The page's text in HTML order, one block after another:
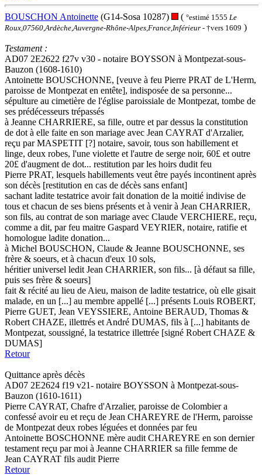
BOUSCHON Antoinette (G14-Sosa 10287) ( °estimé 1555 Le
Roux,07560,Ardèche,Auvergne-Rhône-Alpes,France,Inférieur - †vers 1609 )
Testament :
AD07 2E2622 f27v v30 - notaire BOYSSON à Montpezat-sous-
Bauzon (1608-1610)
Antoinette BOUSCHONNE, [veuve à feu Pierre PRAT de L'Herm,
paroisse de Montpezat en entête], indisposée de sa personne...
sépulture au cimetière de l'église paroissiale de Montpezat, tombe de
ses prédécesseurs trépassés
à Jeanne CHARRIERE, sa fille, outre et par dessus la constitution
de dot à elle faite en son mariage avec Jean CAYRAT d'Arzalier,
reçu par MASPETIT [?] notaire, savoir, tous son habillement et
linge, deux robes, l'une violette et l'autre de serge noir, 60£ et outre
20£ d'augment de dot... restitution par les hoirs dudit feu
Pierre PRAT, lesquels habillements veut être payés incontinent après
son décès [restitution en cas de décès sans enfant]
sachant ladite testatrice avoir fait donation de la moitié indivise de
tous et chacun de ses biens présents et à venir à Jean CHARRIER,
son fils, au contrat de son mariage avec Claude VERCHIERE, reçu,
comme a dit, par feu maitre Gaspard VEYRIER, notaire, ratifie et
homologue ladite donation...
à Michel BOUSCHON, Claude & Jeanne BOUSCHONNE, ses
frère & soeurs, et à chacun d'eux 10 sols,
héritier universel ledit Jean CHARRIER, son fils... [à défaut sa fille,
puis ses frère & soeurs]
fait & récité au lieu de Aieu, maison de ladite testatrice, où elle gisait
malade, en un [...] au membre appellé [...] présents Louis ROBERT,
Pierre GUET, Jean VEYSSIERE, Antoine BERAUD, Thomas &
Robert CHAZE, illettrés et André DUMAS, fils à [...] habitants de
Montpezat, soussigné, la testatrice illettrée [signé Robert CHAZE &
DUMAS]
Retour
Quittance après décès
AD07 2E2624 f19 v21- notaire BOYSSON à Montpezat-sous-
Bauzon (1610-1611)
Pierre CAYRAT, Chafre d'Arzalier, paroisse de Colombier a
confessé avoir eu et reçu de Jean CHAREYRE de l'Herm, paroisse
de Montpezat deux robes léguées et données par feu
Antoinette BOSCHONNE mère audit CHAREYRE en son dernier
testament reçu par moi à Jeanne CHARRIER sa fille femme de
Jean CAYRAT fils audit Pierre
Retour